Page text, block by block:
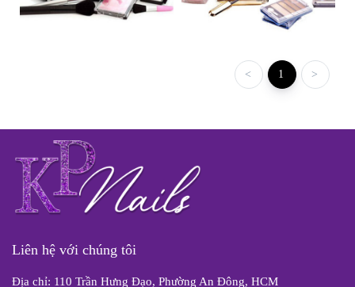
< 1 >
Liên hệ với chúng tôi
Địa chỉ: 110 Trần Hưng Đạo, Phường An Đông, HCM